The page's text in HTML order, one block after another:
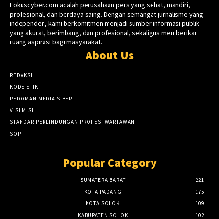
Fokuscyber.com adalah perusahaan pers yang sehat, mandiri,
profesional, dan berdaya saing. Dengan semangat jurnalisme yang
independen, kami berkomitmen menjadi sumber informasi publik
yang akurat, berimbang, dan profesional, sekaligus memberikan
ruang aspirasi bagi masyarakat.
About Us
REDAKSI
KODE ETIK
PEDOMAN MEDIA SIBER
VISI MISI
STANDAR PERLINDUNGAN PROFESI WARTAWAN
SOP
Popular Category
SUMATERA BARAT
221
KOTA PADANG
175
KOTA SOLOK
109
KABUPATEN SOLOK
102